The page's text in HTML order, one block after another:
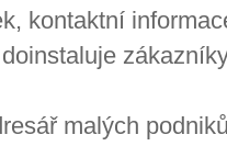
kontaktní
malých